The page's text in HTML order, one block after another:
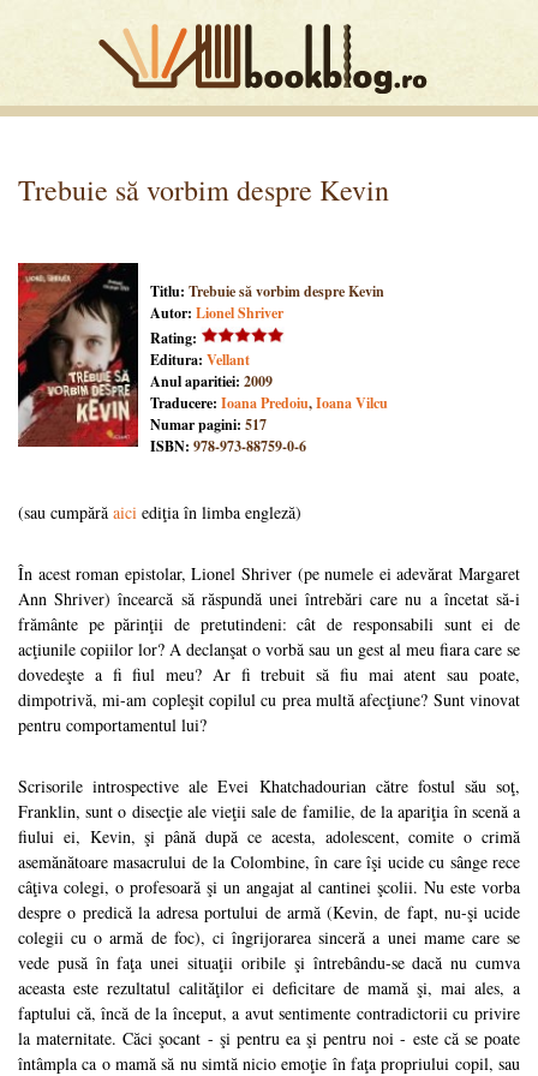
Trebuie să vorbim despre Kevin
Titlu: Trebuie să vorbim despre Kevin
Autor: Lionel Shriver
Rating:
Editura: Vellant
Anul aparitiei: 2009
Traducere: Ioana Predoiu,Ioana Vilcu
Numar pagini: 517
ISBN: 978-973-88759-0-6
(sau cumpără aici ediţia în limba engleză)
În acest roman epistolar, Lionel Shriver (pe numele ei adevărat Margaret
Ann Shriver) încearcă să răspundă unei întrebări care nu a încetat să-i
frământe pe părinţii de pretutindeni: cât de responsabili sunt ei de
acţiunile copiilor lor? A declanşat o vorbă sau un gest al meu fiara care se
dovedeşte a fi fiul meu? Ar fi trebuit să fiu mai atent sau poate,
dimpotrivă, mi-am copleşit copilul cu prea multă afecţiune? Sunt vinovat
pentru comportamentul lui?
Scrisorile introspective ale Evei Khatchadourian către fostul său soţ,
Franklin, sunt o disecţie ale vieţii sale de familie, de la apariţia în scenă a
fiului ei, Kevin, şi până după ce acesta, adolescent, comite o crimă
asemănătoare masacrului de la Colombine, în care îşi ucide cu sânge rece
câţiva colegi, o profesoară şi un angajat al cantinei şcolii. Nu este vorba
despre o predică la adresa portului de armă (Kevin, de fapt, nu-şi ucide
colegii cu o armă de foc), ci îngrijorarea sinceră a unei mame care se
vede pusă în faţa unei situaţii oribile şi întrebându-se dacă nu cumva
aceasta este rezultatul calităţilor ei deficitare de mamă şi, mai ales, a
faptului că, încă de la început, a avut sentimente contradictorii cu privire
la maternitate. Căci şocant - şi pentru ea şi pentru noi - este că se poate
întâmpla ca o mamă să nu simtă nicio emoţie în faţa propriului copil, sau